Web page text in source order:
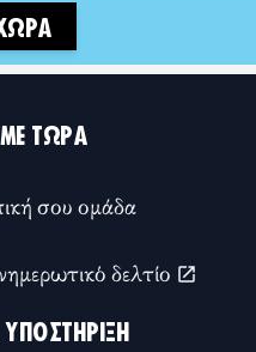
ΤΏΡΑ
σου ομάδα
δελτίο